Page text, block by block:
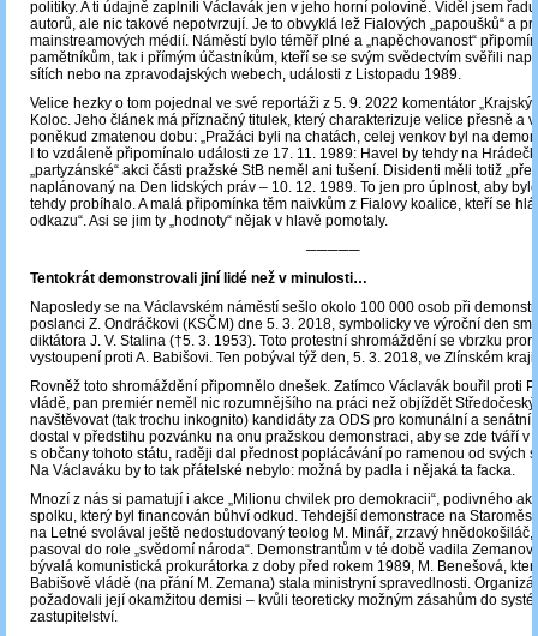
politiky. A ti údajně zaplnili Václavák jen v jeho horní polovině. Viděl jsem
autorů, ale nic takové nepotvrzují. Je to obvyklá lež Fialových „papoušků“ a
mainstreamových médií. Náměstí bylo téměř plné a „napěchovanost“
pamětníkům, tak i přímým účastníkům, kteří se se svým svědectvím svěřili
sítích nebo na zpravodajských webech, události z Listopadu 1989.
Velice hezky o tom pojednal ve své reportáži z 5. 9. 2022 komentátor
Koloc. Jeho článek má příznačný titulek, který charakterizuje velice přesně a
poněkud zmatenou dobu: „Pražáci byli na chatách, celej venkov byl na
I to vzdáleně připomínalo události ze 17. 11. 1989: Havel by tehdy na
„partyzánské“ akci části pražské StB neměl ani tušení. Disidenti měli totiž
naplánovaný na Den lidských práv – 10. 12. 1989. To jen pro úplnost, aby
tehdy probíhalo. A malá připomínka těm naivkům z Fialovy koalice, kteří se
odkazu“. Asi se jim ty „hodnoty“ nějak v hlavě pomotaly.
─────
Tentokrát demonstrovali jiní lidé než v minulosti…
Naposledy se na Václavském náměstí sešlo okolo 100 000 osob při
poslanci Z. Ondráčkovi (KSČM) dne 5. 3. 2018, symbolicky ve výroční den
diktátora J. V. Stalina (†5. 3. 1953). Toto protestní shromáždění se vbrzku
vystoupení proti A. Babišovi. Ten pobýval týž den, 5. 3. 2018, ve Zlínském kraji.
Rovněž toto shromáždění připomnělo dnešek. Zatímco Václavák bouřil proti
vládě, pan premiér neměl nic rozumnějšího na práci než objíždět
navštěvovat (tak trochu inkognito) kandidáty za ODS pro komunální a senátní
dostal v předstihu pozvánku na onu pražskou demonstraci, aby se zde tváří v
s občany tohoto státu, raději dal přednost poplácávání po ramenou od svých
Na Václaváku by to tak přátelské nebylo: možná by padla i nějaká ta facka.
Mnozí z nás si pamatují i akce „Milionu chvilek pro demokracii“, podivného
spolku, který byl financován bůhví odkud. Tehdejší demonstrace na
na Letné svolával ještě nedostudovaný teolog M. Minář, zrzavý hnědokošiláč,
pasoval do role „svědomí národa“. Demonstrantům v té době vadila
bývalá komunistická prokurátorka z doby před rokem 1989, M. Benešová,
Babišově vládě (na přání M. Zemana) stala ministryní spravedlnosti.
požadovali její okamžitou demisi – kvůli teoreticky možným zásahům do
zastupitelství.